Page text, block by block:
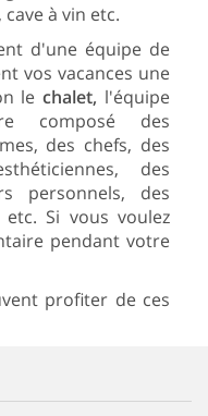
à vin etc.
d'une équipe de
vos vacances une
lechalet, l'équipe
composé des
des chefs, des
des
personnels, des
Si vous voulez
pendant votre
profiter de ces